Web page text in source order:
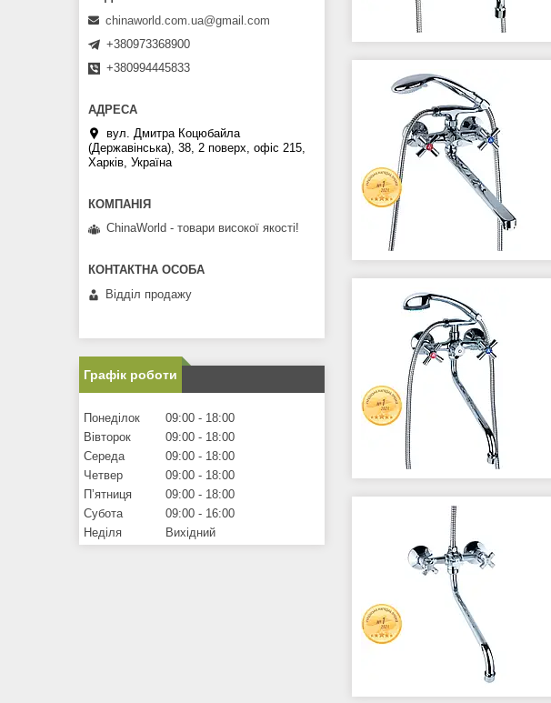
chinaworld.com.ua@gmail.com
+380973368900
+380994445833
вул. Дмитра Коцюбайла
(Державінська), 38, 2 поверх, офіс 215,
Харків, Україна
ChinaWorld - товари високої якості!
Відділ продажу
Графік роботи
Понеділок 09:00
18:00
Вівторок
09:00
18:00
Середа
09:00
18:00
Четвер
09:00
18:00
Пʼятниця
09:00
18:00
Субота
09:00
16:00
Неділя
Вихідний